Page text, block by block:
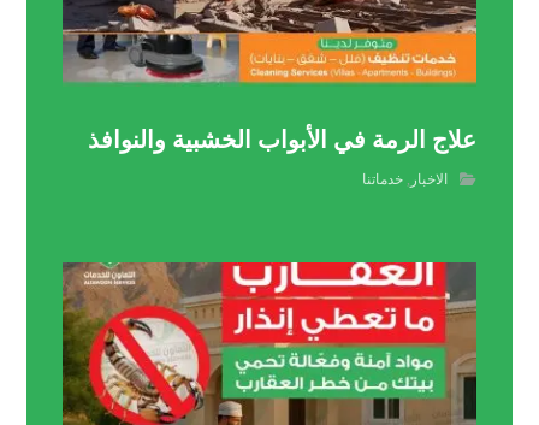
علاج الرمة في الأبواب الخشبية والنوافذ
الاخبار ,خدماتنا